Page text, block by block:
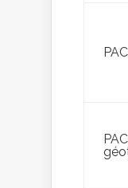
PAC